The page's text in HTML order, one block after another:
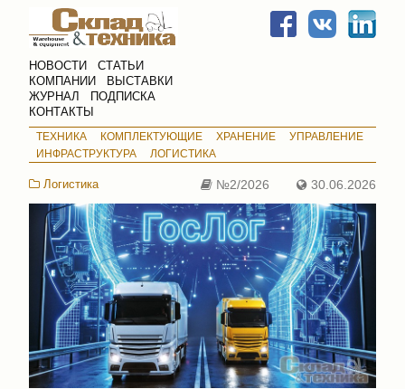
НОВОСТИ
СТАТЬИ
КОМПАНИИ
ВЫСТАВКИ
ЖУРНАЛ
ПОДПИСКА
КОНТАКТЫ
ТЕХНИКА КОМПЛЕКТУЮЩИЕ ХРАНЕНИЕ
УПРАВЛЕНИЕ
ИНФРАСТРУКТУРА
ЛОГИСТИКА
Логистика №2/2026 30.06.2026